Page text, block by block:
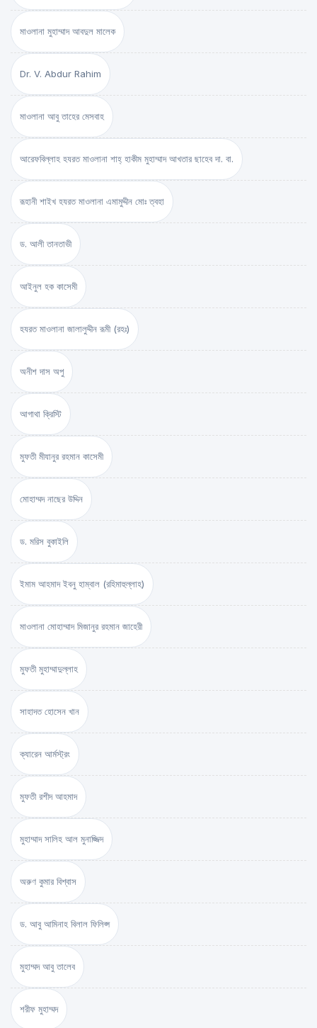
মাওলানা মুহাম্মাদ আবদুল মালেক
Dr. V. Abdur Rahim
মাওলানা আবু তাহের মেসবাহ
আরেফবিল্লাহ হযরত মাওলানা শাহ্ হাকীম মুহাম্মাদ আখতার ছাহেব দা. বা.
রূহানী শাইখ হযরত মাওলানা এমামুদ্দীন মোঃ ত্বহা
ড. আলী তানতাভী
আইনুল হক কাসেমী
হযরত মাওলানা জালালুদ্দীন রূমী (রহঃ)
অনীশ দাস অপু
আগাথা ক্রিস্টি
মুফতী মীযানুর রহমান কাসেমী
মোহাম্মদ নাছের উদ্দিন
ড. মরিস বুকাইলি
ইমাম আহমাদ ইবনু হাম্বাল (রহিমাহুল্লাহ)
মাওলানা মোহাম্মাদ মিজানুর রহমান জাহেরী
মুফতী মুহাম্মাদুল্লাহ
সাহাদত হোসেন খান
ক্যারেন আর্মস্ট্রং
মুফতী রশীদ আহমাদ
মুহাম্মাদ সালিহ আল মুনাজ্জিদ
অরুণ কুমার বিশ্বাস
ড. আবু আমিনাহ বিলাল ফিলিপ্স
মুহাম্মদ আবু তালেব
শরীফ মুহাম্মদ